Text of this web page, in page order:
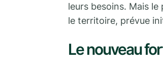
leurs besoins. Mais
le territoire, prévue
Le nouveau